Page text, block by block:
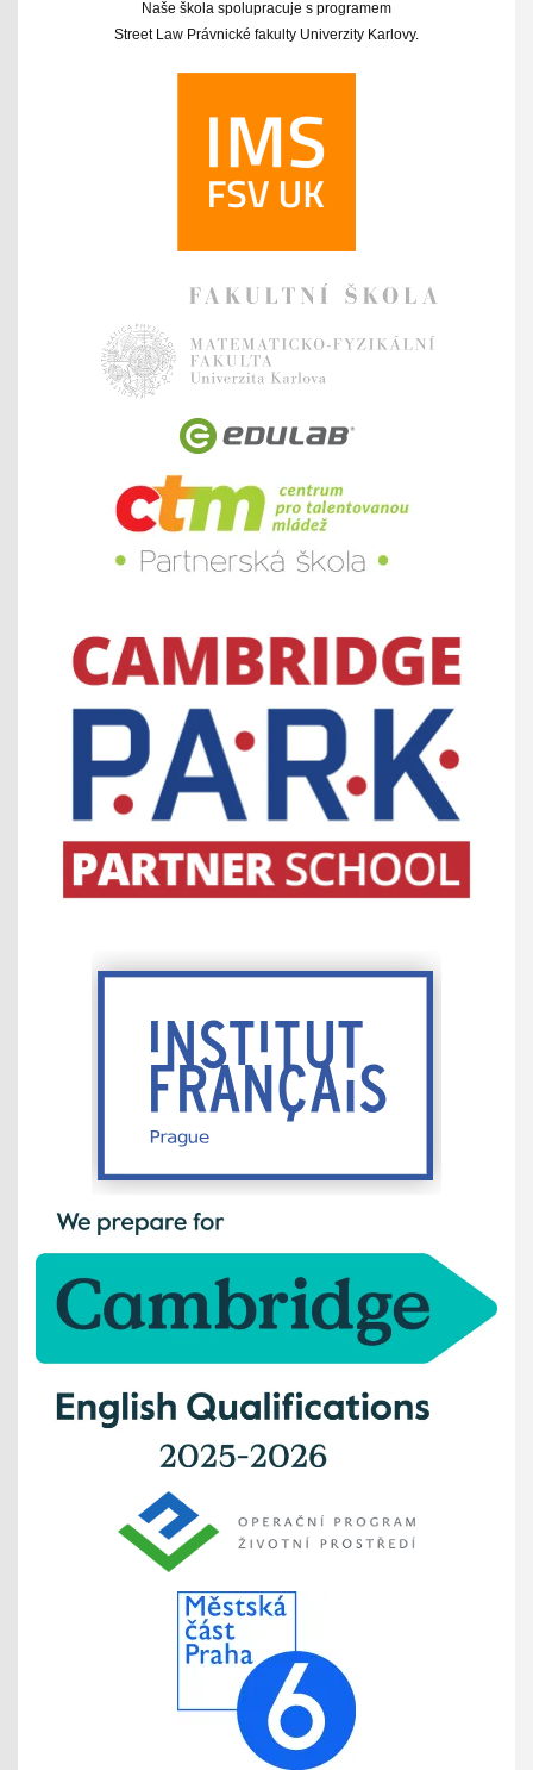
Naše škola spolupracuje s programem
Street Law Právnické fakulty Univerzity Karlovy.